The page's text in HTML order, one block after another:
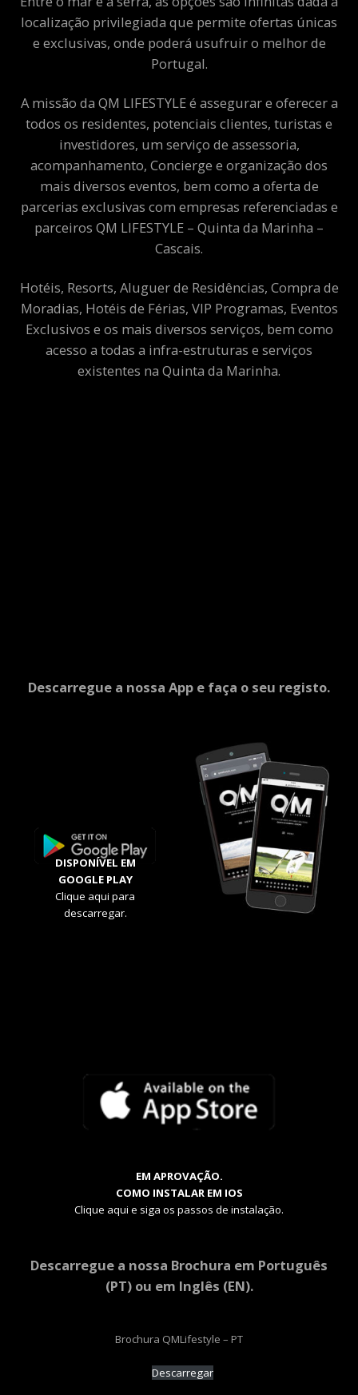
localização privilegiada que permite ofertas únicas
e exclusivas, onde poderá usufruir o melhor de
Portugal.
A missão da QM LIFESTYLE é assegurar e oferecer a
todos os residentes, potenciais clientes, turistas e
investidores, um serviço de assessoria,
acompanhamento, Concierge e organização dos
mais diversos eventos, bem como a oferta de
parcerias exclusivas com empresas referenciadas e
parceiros QM LIFESTYLE – Quinta da Marinha –
Cascais.
Hotéis, Resorts, Aluguer de Residências, Compra de
Moradias, Hotéis de Férias, VIP Programas, Eventos
Exclusivos e os mais diversos serviços, bem como
acesso a todas a infra-estruturas e serviços
existentes na Quinta da Marinha.
Descarregue a nossa App e faça o seu registo.
DISPONÍVEL EM
GOOGLE PLAY
Clique aqui para
descarregar.
EM APROVAÇÃO.
COMO INSTALAR EM IOS
Clique aqui e siga os passos de instalação.
Descarregue a nossa Brochura em Português
(PT) ou em Inglês (EN).
Brochura QMLifestyle – PT
Descarregar